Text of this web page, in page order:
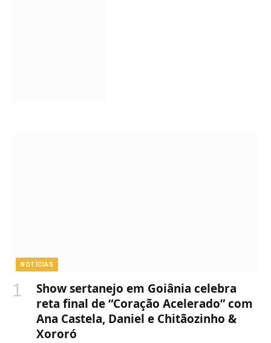
NOTÍCIAS
Show sertanejo em Goiânia celebra
reta final de “Coração Acelerado” com
Ana Castela, Daniel e Chitãozinho &
Xororó